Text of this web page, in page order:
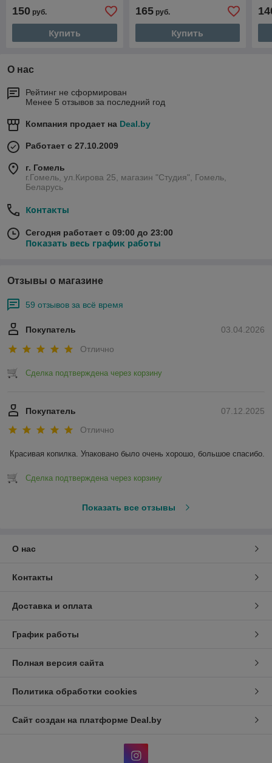
150 руб.
Купить
165руб.
Купить
О нас
Рейтинг не сформирован
Менее 5 отзывов за последний год
Компания продает на Deal.by
Работает с 27.10.2009
г. Гомель
г.Гомель, ул.Кирова 25, магазин "Студия", Гомель,
Беларусь
Контакты
Сегодня работает с 09:00 до 23:00
Показать весь график работы
Отзывы о магазине
59 отзывов за всё время
03.04.2026
Покупатель
Отлично
Сделка подтверждена через корзину
07.12.2025
Покупатель
Отлично
Красивая копилка. Упаковано было очень хорошо, большое спасибо.
Сделка подтверждена через корзину
Показать все отзывы
О нас
Контакты
Доставка и оплата
График работы
Полная версия сайта
Политика обработки cookies
Сайт создан на платформе Deal.by